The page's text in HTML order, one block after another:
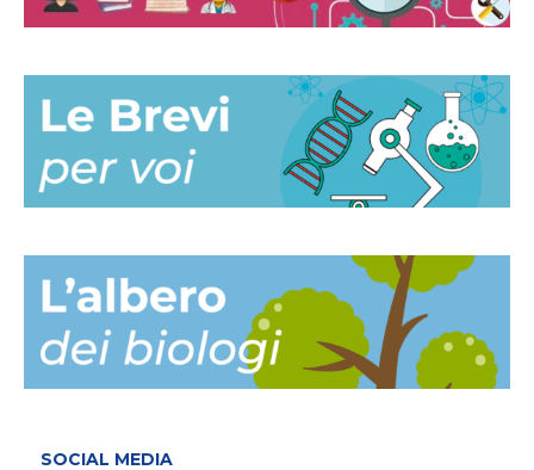
SOCIAL MEDIA